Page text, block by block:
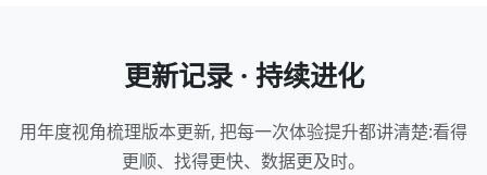
更新记录 · 持续进化
用年度视角梳理版本更新, 把每一次体验提升都讲清楚:看得
更顺、找得更快、数据更及时。